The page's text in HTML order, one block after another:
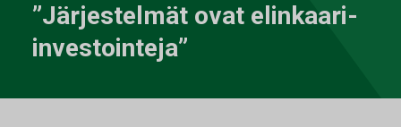
”Järjestelmät ovat elinkaari-
investointeja”